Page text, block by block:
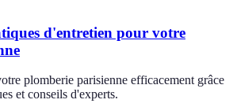
d'entretien pour votre
plomberie parisienne efficacement grâce
et conseils d'experts.